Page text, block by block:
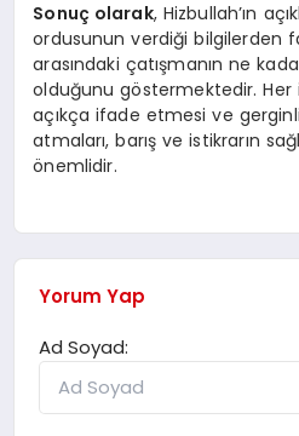
Sonuç olarak, Hizbullah’ın
ordusunun verdiği bilgilerden
arasındaki çatışmanın ne
olduğunu göstermektedir. Her
açıkça ifade etmesi ve
atmaları, barış ve istikrarın
önemlidir.
Yorum Yap
Ad Soyad: